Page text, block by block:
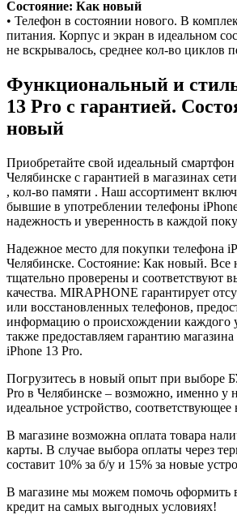
Состояние: Как новый
• Телефон в состоянии нового. В
питания. Корпус и экран в идеальном
не вскрывалось, среднее кол-во циклов
Функциональный и
13 Pro с гарантией.
новый
Приобретайте свой идеальный смартфон
Челябинске с гарантией в магазинах
, кол-во памяти . Наш ассортимент
бывшие в употреблении телефоны
надежность и уверенность в каждой
Надежное место для покупки телефона
Челябинске. Состояние: Как новый. Все
тщательно проверены и соответствуют
качества. MIRAPHONE гарантирует
или восстановленных телефонов,
информацию о происхождении каждого
также предоставляем гарантию
iPhone 13 Pro.
Погрузитесь в новый опыт при выборе
Pro в Челябинске – возможно, именно у
идеальное устройство,
В магазине возможна оплата товара
карты. В случае выбора оплаты через
составит 10% за б/у и 15% за новые
В магазине мы можем помочь оформить
кредит на самых выгодных условиях!